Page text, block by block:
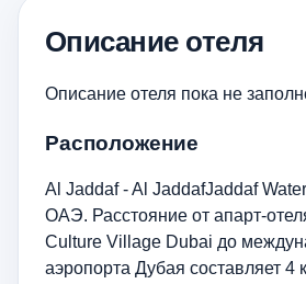
Описание отеля
Описание отеля пока не
Расположение
Al Jaddaf - Al JaddafJaddaf
ОАЭ. Расстояние от апарт-
Culture Village Dubai до
аэропорта Дубая составляет 4